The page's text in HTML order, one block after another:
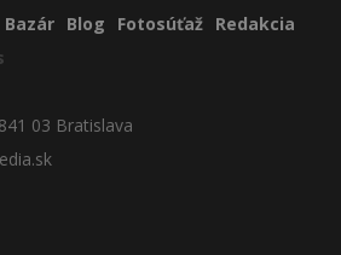
Bazár Blog Fotosúťaž Redakcia
03 Bratislava